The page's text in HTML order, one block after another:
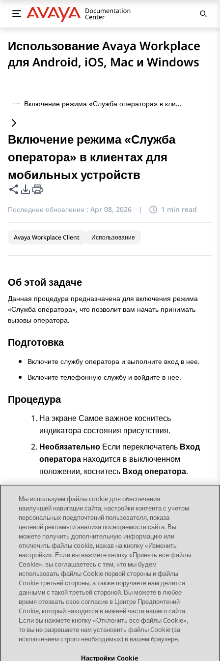
Использование Avaya Workplace
для Android, iOS, Mac и Windows
··· Включение режима «Служба оператора» в клиентах для мобильных устройств
Включение режима «Служба
оператора» в клиентах для
мобильных устройств
Поделиться этой страницей
Параметры экспорта PDF
Последнее обновление : Apr 08, 2026 | 1 min read
Avaya Workplace Client Использование
Об этой задаче
Данная процедура предназначена для включения режима
«Служба оператора», что позволит вам начать принимать
вызовы оператора.
Подготовка
Включите службу оператора и выполните вход в нее.
Включите телефонную службу и войдите в нее.
Процедура
На экранеСамое важное коснитесь
индикатора состояния присутствия.
Необязательно Если переключатель Вход
оператора находится в выключенном
положении, коснитесь Вход оператора.
Сохраните изменения.
Send Feedback
Topic navigation
Предыдущая тема Следующая тема
STAY CONNECTED
Мы используем файлы cookie для обеспечения
наилучшей навигации сайта, настройки контента с учетом
персональных предпочтений пользователя, показа
целевой рекламы и анализа посещаемости сайта. Вы
можете получить дополнительную информацию или
отключить файлы cookie, нажав на кнопку «Изменить
настройки». Если вы нажмете кнопку «Принять все файлы
Cookie», вы соглашаетесь с тем, что мы будем
использовать файлы Cookie первой стороны и файлы
Cookie третьей стороны, а также поручаете нам делится
данными с такой третьей стороной. Вы можете в любое
время отозвать свое согласие в Центре Предпочтений
Cookie, который находится в нижней части нашего сайта.
Если вы нажмете кнопку «Отклонить все файлы Cookie»,
то вы не разрешаете нам установить файлы Cookie (за
исключением строго необходимых) в вашем браузере.
Настройки Cookie